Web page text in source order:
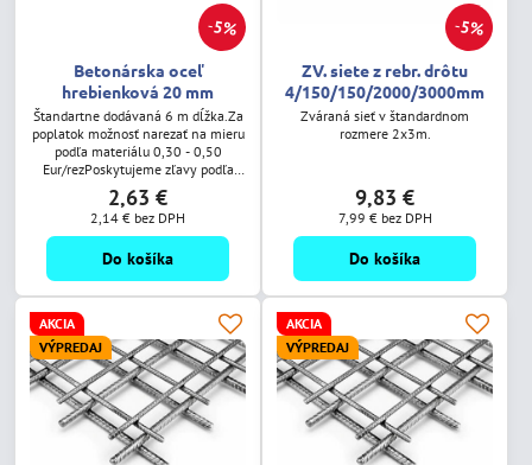
5%
Betonárska oceľ
hrebienková 20 mm
Štandartne dodávaná 6 m dĺžka.Za
poplatok možnosť narezať na mieru
podľa materiálu 0,30 - 0,50
Eur/rezPoskytujeme zľavy podľa
odobratého množstva.
2,63 €
2,14 € bez DPH
Do košíka
5%
ZV. siete z rebr. drôtu
4/150/150/2000/3000mm
Zváraná sieť v štandardnom
rozmere 2x3m.
9,83 €
7,99 € bez DPH
Do košíka
AKCIA
VÝPREDAJ
AKCIA
VÝPREDAJ